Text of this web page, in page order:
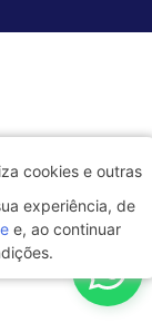
cookies e outras
experiência, de
e, ao continuar